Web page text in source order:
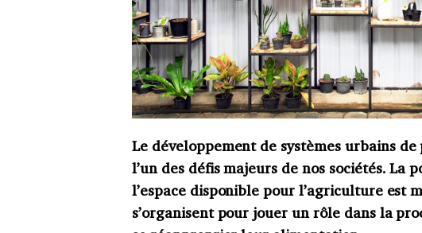
Le développement de systèmes urbains
l’un des défis majeurs de nos sociétés. La
l’espace disponible pour l’agriculture est
s’organisent pour jouer un rôle dans la